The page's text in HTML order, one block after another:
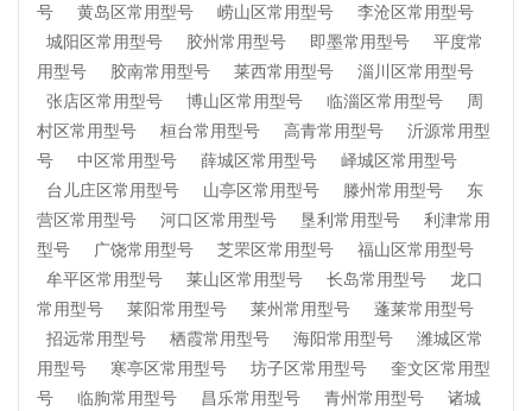
号
黄岛区常用型号 崂山区常用型号
李沧区常用型号
城阳区常用型号
胶州常用型号 即墨常用型号
平度常
用型号
胶南常用型号 莱西常用型号
淄川区常用型号
张店区常用型号
博山区常用型号 临淄区常用型号
周
村区常用型号
桓台常用型号 高青常用型号
沂源常用型
号
中区常用型号 薛城区常用型号
峄城区常用型号
台儿庄区常用型号
山亭区常用型号 滕州常用型号
东
营区常用型号
河口区常用型号 垦利常用型号
利津常用
型号
广饶常用型号 芝罘区常用型号
福山区常用型号
牟平区常用型号
莱山区常用型号 长岛常用型号
龙口
常用型号
莱阳常用型号 莱州常用型号
蓬莱常用型号
招远常用型号
栖霞常用型号 海阳常用型号
潍城区常
用型号
寒亭区常用型号 坊子区常用型号
奎文区常用型
号
临朐常用型号 昌乐常用型号 青州常用型号
诸城